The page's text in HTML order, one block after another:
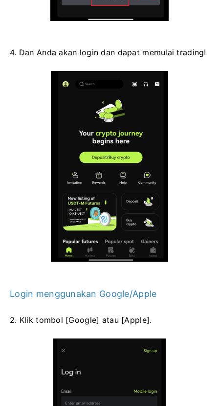
4. Dan Anda akan login dan dapat memulai trading!
Login menggunakan Google/Apple
2. Klik tombol [Google] atau [Apple].